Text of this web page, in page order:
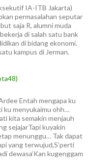
IA-ITB Jakarta)
permasalahan seputar
saja R, alumni muda
di salah satu bank
di bidang ekonomi.
kampus di Jerman.
Entah mengapa ku
ku menyukaimu ohh…
kita semakin menjauh
sejajarTapi kuyakin
menunggu… Tak dapat
yang terwujud,S’perti
dewasa‘Kan kugenggam